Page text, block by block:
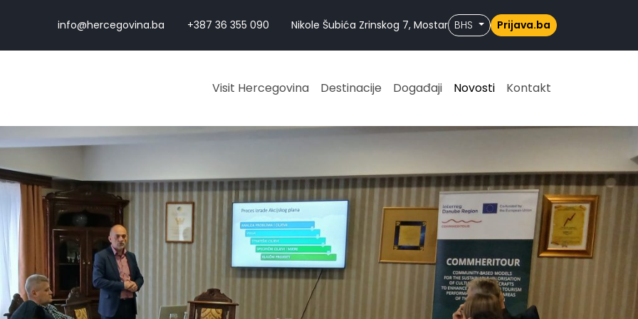
info@hercegovina.ba +387 36 355 090 Nikole Šubića Zrinskog 7, Mostar BHS Prijava.ba
Visit Hercegovina Destinacije Događaji Novosti Kontakt